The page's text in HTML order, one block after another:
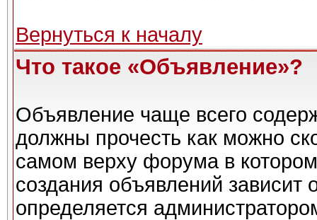
Вернуться к началу
Что такое «Объявление»?
Объявление чаще всего
должны прочесть как можно
самом верху форума в
создания объявлений зависит
определяется